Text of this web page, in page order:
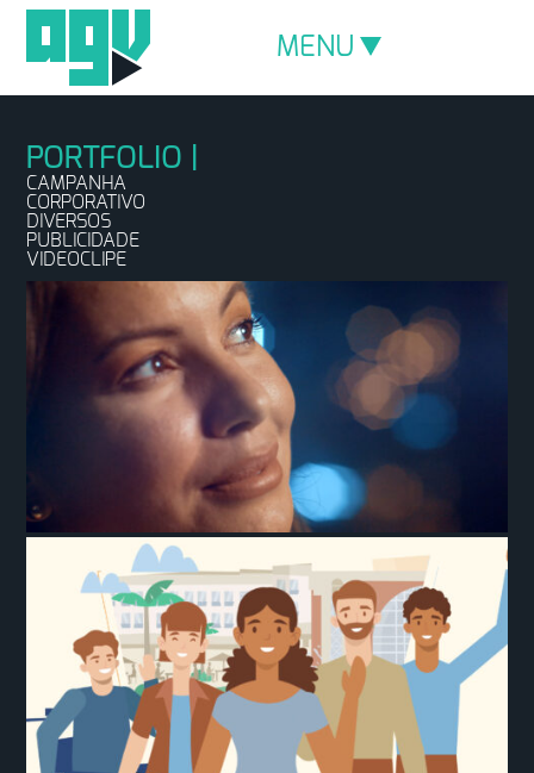
MENU
CAMPANHA
CORPORATIVO
DIVERSOS
PUBLICIDADE
VIDEOCLIPE